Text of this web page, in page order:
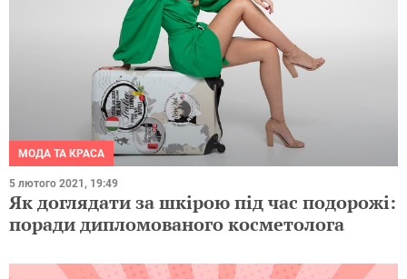
МОДА ТА КРАСА
5 лютого 2021, 19:49
Як доглядати за шкірою під час подорожі:
поради дипломованого косметолога